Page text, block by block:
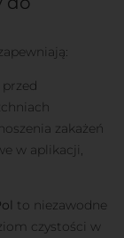
przed
zakażeń
w aplikacji,
to niezawodne
czystości w